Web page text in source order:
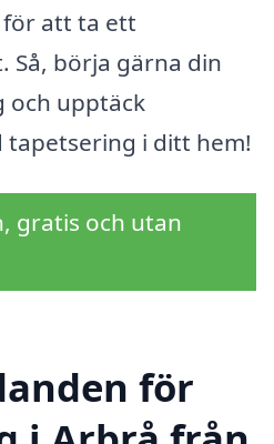
att ta ett
Så, börja gärna din
och upptäck
i ditt hem!
gratis och utan
för